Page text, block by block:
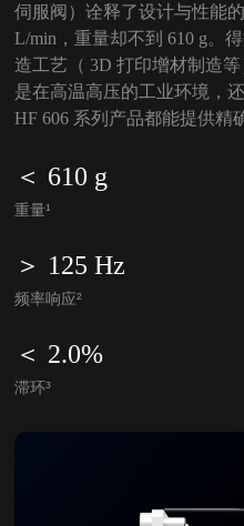
伺服阀）诠释了设计与性能
L/min，重量却不到 610 g。
造工艺（ 3D 打印增材制造
是在高温高压的工业环境，
HF 606 系列产品都能提供精
＜ 610 g
重量¹
＞ 125 Hz
频率响应²
＜ 2.0%
滞环³